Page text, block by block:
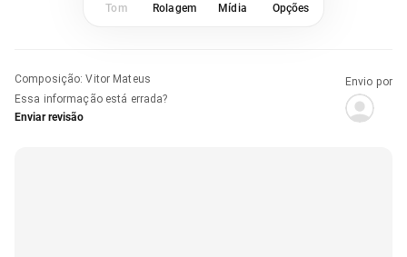
Tom Rolagem Mídia Opções
Composição:Vitor Mateus
Essa informação está errada?
Enviar revisão
Envio por